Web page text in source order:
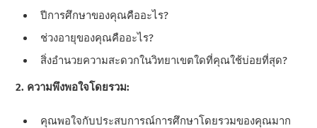
ปีการศึกษาของคุณคืออะไร?
ช่วงอายุของคุณคืออะไร?
สิ่งอํานวยความสะดวกในวิทยาเขตใดที่คุณใช้บ่อยที่สุด?
2. ความพึงพอใจโดยรวม:
คุณพอใจกับประสบการณ์การศึกษาโดยรวมของคุณมาก